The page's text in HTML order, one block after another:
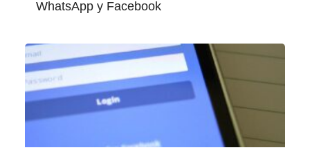
WhatsApp y Facebook